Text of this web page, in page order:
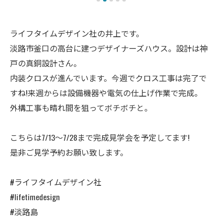
ライフタイムデザイン社の井上です。
淡路市釜口の高台に建つデザイナーズハウス。設計は神
戸の真銅設計さん。
内装クロスが進んでいます。今週でクロス工事は完了で
すね!来週からは設備機器や電気の仕上げ作業で完成。
外構工事も晴れ間を狙ってボチボチと。
こちらは7/13〜7/28まで完成見学会を予定してます!
是非ご見学予約お願い致します。
#ライフタイムデザイン社
#lifetimedesign
#淡路島